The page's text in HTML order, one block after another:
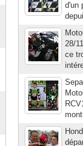
d'un
28/
ce